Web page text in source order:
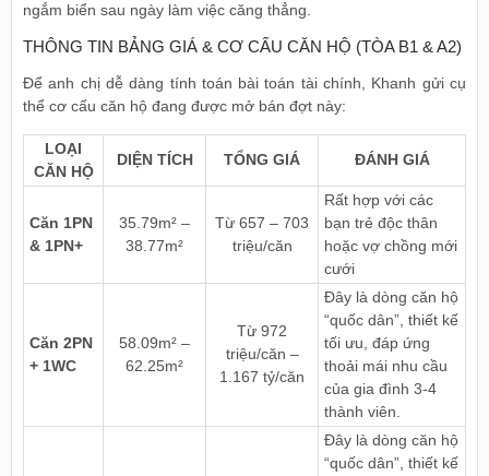
ngắm biển sau ngày làm việc căng thẳng.
THÔNG TIN BẢNG GIÁ & CƠ CẤU CĂN HỘ (TÒA B1 & A2)
Để anh chị dễ dàng tính toán bài toán tài chính, Khanh gửi cụ
thể cơ cấu căn hộ đang được mở bán đợt này:
LOẠI
CĂN HỘ
DIỆN TÍCH TỔNG GIÁ ĐÁNH GIÁ
Căn 1PN
& 1PN+
35.79m² –
38.77m²
Từ 657 – 703
triệu/căn
Rất hợp với các
bạn trẻ độc thân
hoặc vợ chồng mới
cưới
Căn 2PN
+ 1WC
58.09m² –
62.25m²
Từ 972
triệu/căn –
1.167 tỷ/căn
Đây là dòng căn hộ
“quốc dân”, thiết kế
tối ưu, đáp ứng
thoải mái nhu cầu
của gia đình 3-4
thành viên.
Đây là dòng căn hộ
“quốc dân”, thiết kế